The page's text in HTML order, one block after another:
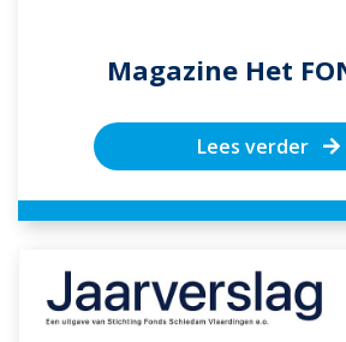
Magazine Het
Lees verder